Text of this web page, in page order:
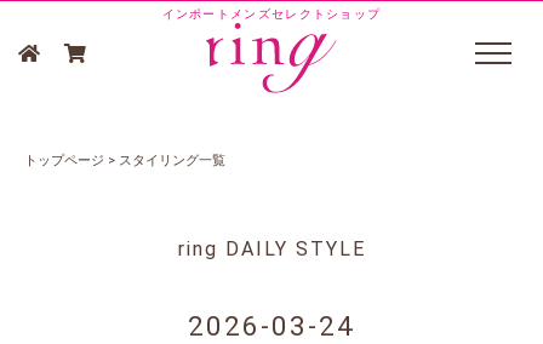
インポートメンズセレクトショップ
トップページ > スタイリング一覧
ring DAILY STYLE
2026-03-24